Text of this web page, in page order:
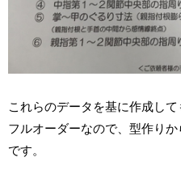
これらのデータを基に作成して
フルオーダーなので、型作り
です。